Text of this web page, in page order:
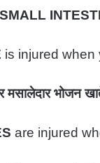
is injured when
भोजन
are injured